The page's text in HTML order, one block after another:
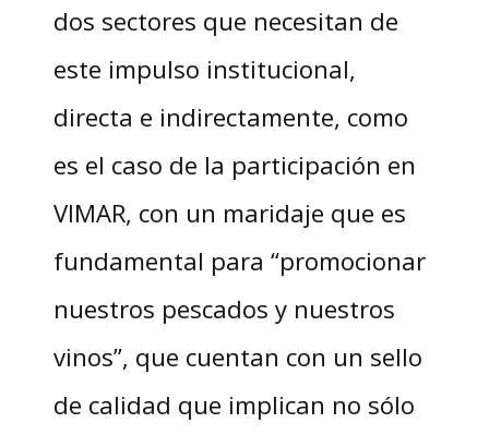
dos sectores que necesitan de
este impulso institucional,
directa e indirectamente, como
es el caso de la participación en
VIMAR, con un maridaje que es
fundamental para “promocionar
nuestros pescados y nuestros
vinos”, que cuentan con un sello
de calidad que implican no sólo